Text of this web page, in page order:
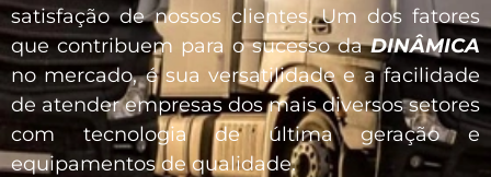
satisfação de nossos clientes. Um dos fatores
que contribuem para o sucesso daDINÂMICA
no mercado, é sua versatilidade e a facilidade
de atender empresas dos mais diversos setores
com tecnologia de última geração e
equipamentos de qualidade.